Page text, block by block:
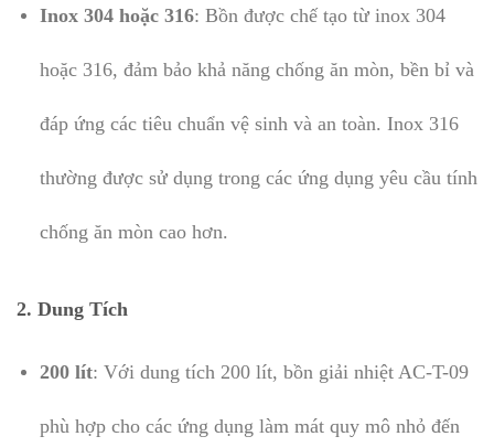
Inox 304 hoặc 316: Bồn được chế tạo từ inox 304
hoặc 316, đảm bảo khả năng chống ăn mòn, bền bỉ và
đáp ứng các tiêu chuẩn vệ sinh và an toàn. Inox 316
thường được sử dụng trong các ứng dụng yêu cầu tính
chống ăn mòn cao hơn.
2. Dung Tích
200 lít: Với dung tích 200 lít, bồn giải nhiệt AC-T-09
phù hợp cho các ứng dụng làm mát quy mô nhỏ đến